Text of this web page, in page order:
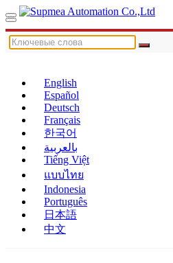
English
Español
Deutsch
Français
한국어
بالعربية
Tiếng Việt
แบบไทย
Indonesia
Português
日本語
中文